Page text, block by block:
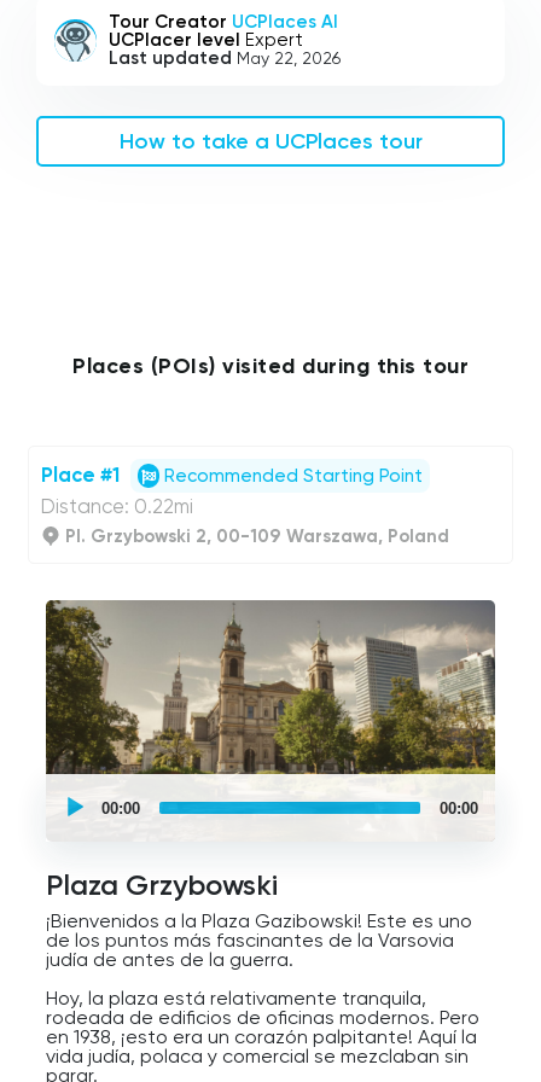
Tour Creator UCPlaces AI
UCPlacer level Expert
Last updated May 22, 2026
How to take a UCPlaces tour
Places (POIs) visited during this tour
Place #1 Recommended Starting Point
Distance: 0.22mi
Pl. Grzybowski 2, 00-109 Warszawa, Poland
UCPlaces
self
guided
tour
Player
00:00 00:00
Plaza Grzybowski
¡Bienvenidos a la Plaza Gazibowski! Este es uno
de los puntos más fascinantes de la Varsovia
judía de antes de la guerra.
Hoy, la plaza está relativamente tranquila,
rodeada de edificios de oficinas modernos. Pero
en 1938, ¡esto era un corazón palpitante! Aquí la
vida judía, polaca y comercial se mezclaban sin
parar.